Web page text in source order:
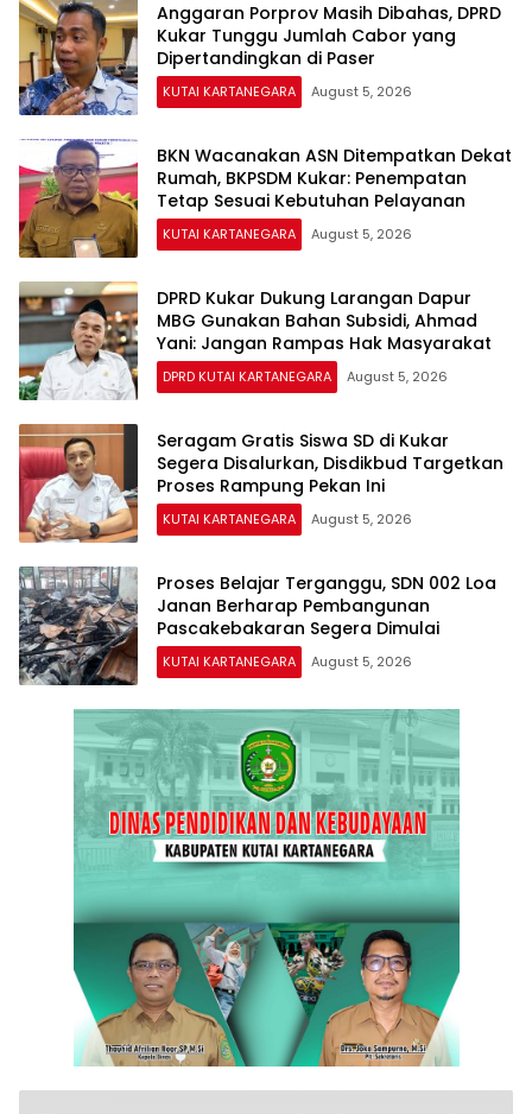
Anggaran Porprov Masih Dibahas, DPRD
Kukar Tunggu Jumlah Cabor yang
Dipertandingkan di Paser
KUTAI KARTANEGARA August 5, 2026
BKN Wacanakan ASN Ditempatkan Dekat
Rumah, BKPSDM Kukar: Penempatan
Tetap Sesuai Kebutuhan Pelayanan
KUTAI KARTANEGARA August 5, 2026
DPRD Kukar Dukung Larangan Dapur
MBG Gunakan Bahan Subsidi, Ahmad
Yani: Jangan Rampas Hak Masyarakat
DPRD KUTAI KARTANEGARA August 5, 2026
Seragam Gratis Siswa SD di Kukar
Segera Disalurkan, Disdikbud Targetkan
Proses Rampung Pekan Ini
KUTAI KARTANEGARA August 5, 2026
Proses Belajar Terganggu, SDN 002 Loa
Janan Berharap Pembangunan
Pascakebakaran Segera Dimulai
KUTAI KARTANEGARA August 5, 2026